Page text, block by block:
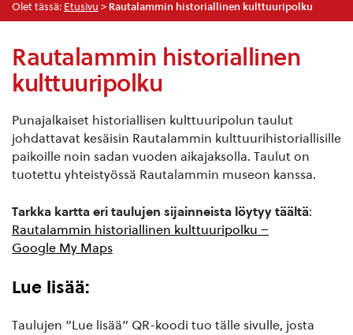
Olet tässä: Etusivu > Rautalammin historiallinen kulttuuripolku
Rautalammin historiallinen
kulttuuripolku
Punajalkaiset historiallisen kulttuuripolun taulut
johdattavat kesäisin Rautalammin kulttuurihistoriallisille
paikoille noin sadan vuoden aikajaksolla. Taulut on
tuotettu yhteistyössä Rautalammin museon kanssa.
Tarkka kartta eri taulujen sijainneista löytyy täältä:
Rautalammin historiallinen kulttuuripolku –
Google My Maps
Lue lisää:
Taulujen ”Lue lisää” QR-koodi tuo tälle sivulle, josta